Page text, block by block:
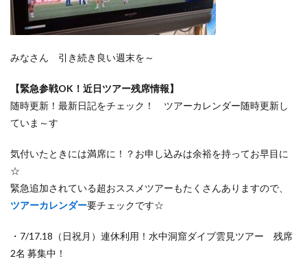
みなさん 引き続き良い週末を～
【緊急参戦OK！近日ツアー残席情報】
随時更新！最新日記をチェック！ ツアーカレンダー随時更新し
ていま～す
気付いたときには満席に！？お申し込みは余裕を持ってお早目に
☆
緊急追加されている超おススメツアーもたくさんありますので、
ツアーカレンダー要チェックです☆
・7/17.18（日祝月）連休利用！水中洞窟ダイブ雲見ツアー 残席
2名 募集中！